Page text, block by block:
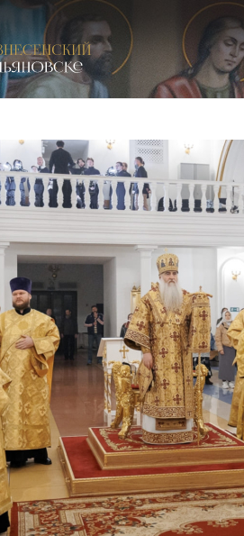
собор в Ульяновске